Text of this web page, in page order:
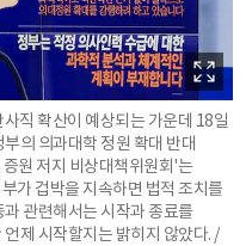
직 확산이 예상되는 가운데 18일
의 의과대학 정원 확대 반대
원 저지 비상대책위원회'는
가 겁박을 지속하면 법적 조치를
관련해서는 시작과 종료를
제 시작할지는 밝히지 않았다. /